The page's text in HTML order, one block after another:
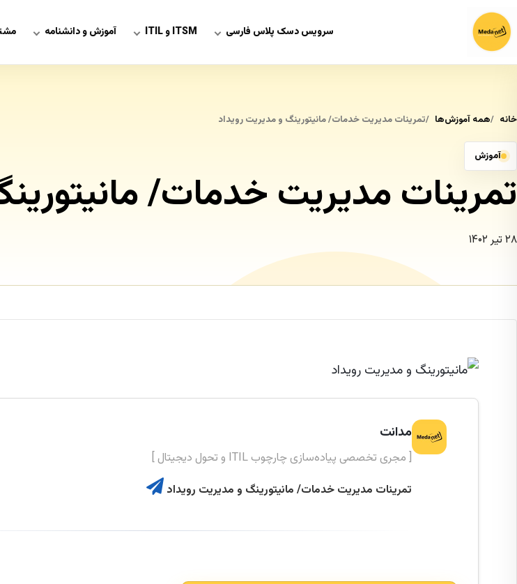
سرویس دسک پلاس فارسی ITSM و ITIL آموزش و دانشنامه
خانه همه آموزش‌ها تمرینات مدیریت خدمات/ مانیتورینگ و مدیریت رویداد
آموزش
تمرینات مدیریت خدمات/
۲۸ تیر ۱۴۰۲
مدانت
[ مجری تخصصی پیاده‌سازی چارچوب ITIL و تحول دیجیتال ]
تمرینات مدیریت خدمات/ مانیتورینگ و مدیریت رویداد